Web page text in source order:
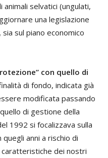
selvatici (ungulati,
una legislazione
sul piano economico
con quello di
di fondo, indicata già
modificata passando
di gestione della
1992 si focalizzava sulla
anni a rischio di
dei nostri